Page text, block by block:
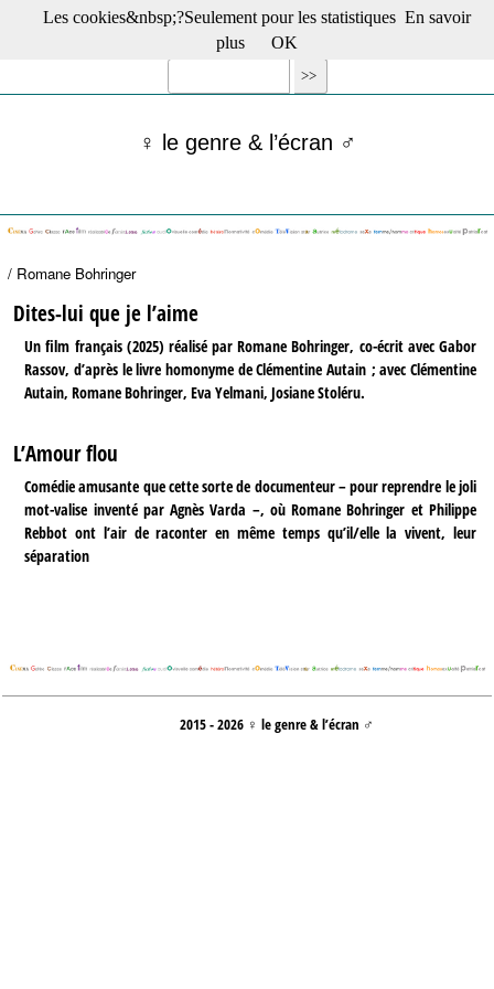
☰ Menu
Films récents
Films -TV/plates-formes
Archives
S’abonner à la Lettre !
♀ le genre & l’écran ♂
/ Romane Bohringer
Dites-lui que je l’aime
Un film français (2025) réalisé par Romane Bohringer, co-écrit avec Gabor
Rassov, d’après le livre homonyme de Clémentine Autain ; avec Clémentine
Autain, Romane Bohringer, Eva Yelmani, Josiane Stoléru.
L’Amour flou
Comédie amusante que cette sorte de documenteur – pour reprendre le joli
mot-valise inventé par Agnès Varda –, où Romane Bohringer et Philippe
Rebbot ont l’air de raconter en même temps qu’il/elle la vivent, leur
séparation
2015 - 2026 ♀ le genre & l’écran ♂
Les cookies&nbsp;?Seulement pour les statistiques En savoir
plus
OK